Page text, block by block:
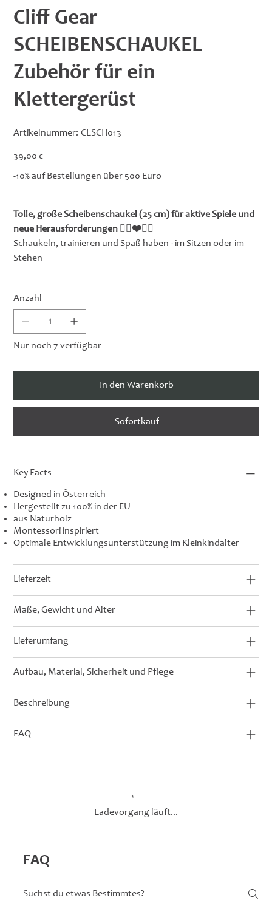
Cliff Gear
SCHEIBENSCHAUKEL
Zubehör für ein
Klettergerüst
Artikelnummer: Artikelnummer:
CLSCH013
CLSCH013
39,00 €
-10% auf Bestellungen über 500 Euro
Tolle, große Scheibenschaukel (25 cm) für aktive Spiele und
neue Herausforderungen 🤸‍♀️❤️🤸‍♂️
Schaukeln, trainieren und Spaß haben - im Sitzen oder im
Stehen
Anzahl
Nur noch 7 verfügbar
In den Warenkorb
Sofortkauf
Key Facts
Designed in Österreich
Hergestellt zu 100% in der EU
aus Naturholz
Montessori inspiriert
Optimale Entwicklungsunterstützung im Kleinkindalter
Lieferzeit
Maße, Gewicht und Alter
Lieferumfang
Aufbau, Material, Sicherheit und Pflege
Beschreibung
FAQ
Ladevorgang läuft...
FAQ